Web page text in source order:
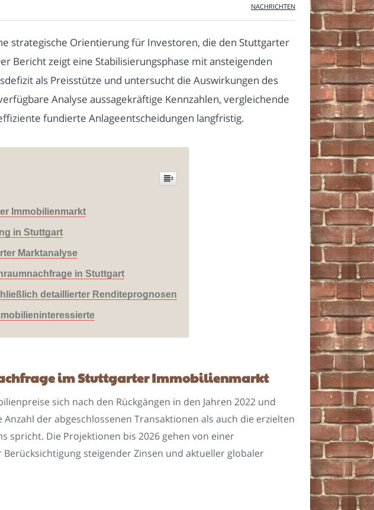
NACHRICHTEN
strategische Orientierung für Investoren, die den Stuttgarter
Bericht zeigt eine Stabilisierungsphase mit ansteigenden
als Preisstütze und untersucht die Auswirkungen des
Analyse aussagekräftige Kennzahlen, vergleichende
fundierte Anlageentscheidungen langfristig.
Immobilienmarkt
in Stuttgart
Marktanalyse
in Stuttgart
detaillierter Renditeprognosen
im Stuttgarter Immobilienmarkt
sich nach den Rückgängen in den Jahren 2022 und
der abgeschlossenen Transaktionen als auch die erzielten
spricht. Die Projektionen bis 2026 gehen von einer
steigender Zinsen und aktueller globaler